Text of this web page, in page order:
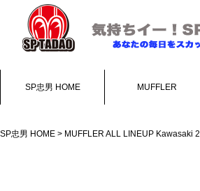
SP忠男 HOME MUFFLER
SP忠男 HOME > MUFFLER ALL LINEUP Kawasaki